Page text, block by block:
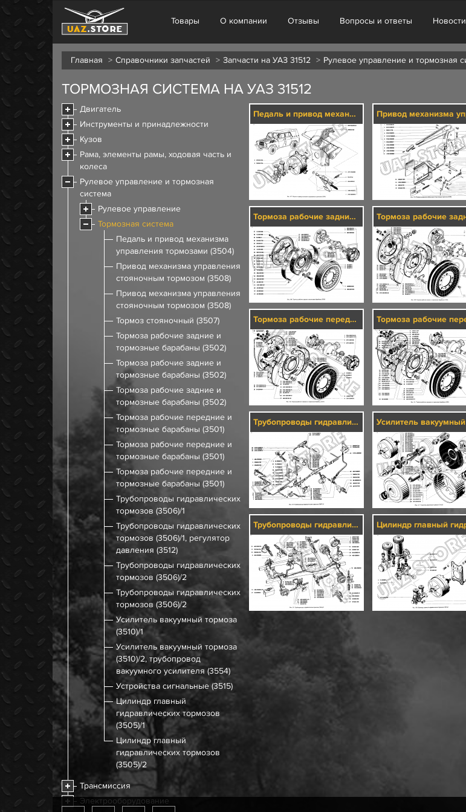
Товары О компании Отзывы Вопросы и ответы Новости
Главная Справочники запчастей Запчасти на УАЗ 31512 Рулевое управление и тормозная
ТОРМОЗНАЯ СИСТЕМА НА УАЗ 31512
Двигатель
Инструменты и принадлежности
Кузов
Рама, элементы рамы, ходовая часть и
колеса
Рулевое управление и тормозная
система
Рулевое управление
Тормозная система
Педаль и привод механизма
управления тормозами (3504)
Привод механизма управления
стояночным тормозом (3508)
Привод механизма управления
стояночным тормозом (3508)
Тормоз стояночный (3507)
Тормоза рабочие задние и
тормозные барабаны (3502)
Тормоза рабочие задние и
тормозные барабаны (3502)
Тормоза рабочие задние и
тормозные барабаны (3502)
Тормоза рабочие передние и
тормозные барабаны (3501)
Тормоза рабочие передние и
тормозные барабаны (3501)
Тормоза рабочие передние и
тормозные барабаны (3501)
Трубопроводы гидравлических
тормозов (3506)/1
Трубопроводы гидравлических
тормозов (3506)/1, регулятор
давления (3512)
Трубопроводы гидравлических
тормозов (3506)/2
Трубопроводы гидравлических
тормозов (3506)/2
Усилитель вакуумный тормоза
(3510)/1
Усилитель вакуумный тормоза
(3510)/2, трубопровод
вакуумного усилителя (3554)
Устройства сигнальные (3515)
Цилиндр главный
гидравлических тормозов
(3505)/1
Цилиндр главный
гидравлических тормозов
(3505)/2
Трансмиссия
Электрооборудование
Педаль и привод механизма управления тормозами (3504)
Тормоза рабочие задние и тормозные барабаны (3502)
Тормоза рабочие передние и тормозные барабаны (3501)
Трубопроводы гидравлических тормозов (3506)/2
Трубопроводы гидравлических тормозов (3506)/2